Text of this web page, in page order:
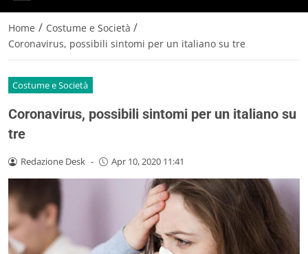
Home / Costume e Società /
Coronavirus, possibili sintomi per un italiano su tre
Costume e Società
Coronavirus, possibili sintomi per un italiano su
tre
Redazione Desk - Apr 10, 2020 11:41